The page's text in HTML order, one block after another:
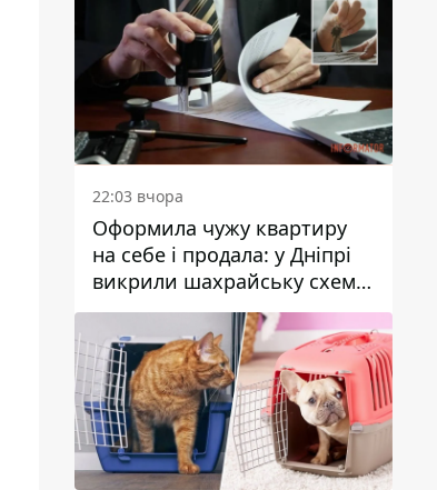
22:03 вчора
Оформила чужу квартиру
на себе і продала: у Дніпрі
викрили шахрайську схему
з нерухомістю